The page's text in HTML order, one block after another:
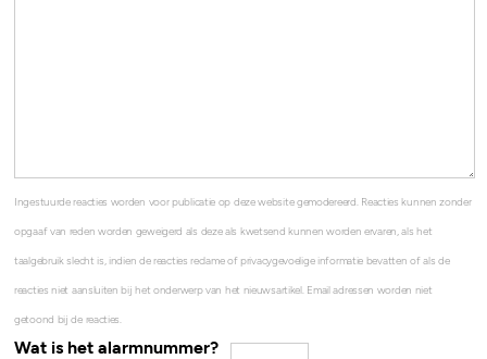
Ingestuurde reacties worden voor publicatie op deze website gemodereerd. Reacties kunnen zonder
opgaaf van reden worden geweigerd als deze als kwetsend kunnen worden ervaren, als het
taalgebruik slecht is, indien de reacties reclame of privacygevoelige informatie bevatten of als de
reacties niet aansluiten bij het onderwerp van het nieuwsartikel. Email adressen worden niet
getoond bij de reacties.
Wat is het alarmnummer?